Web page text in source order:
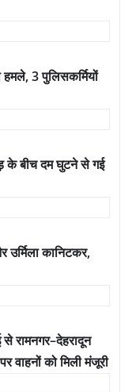
3 पुलिसकर्मियों
के बीच दम घुटने से गई
कानिटकर,
रामनगर–देहरादून
वाहनों को मिली मंजूरी